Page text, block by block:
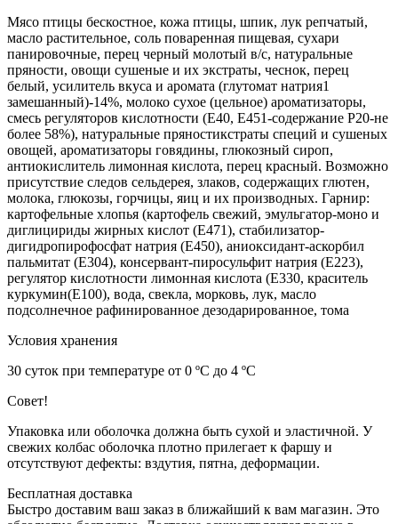
Мясо птицы бескостное, кожа птицы, шпик, лук репчатый,
масло растительное, соль поваренная пищевая, сухари
панировочные, перец черный молотый в/с, натуральные
пряности, овощи сушеные и их экстраты, чеснок, перец
белый, усилитель вкуса и аромата (глутомат натрия1
замешанный)-14%, молоко сухое (цельное) ароматизаторы,
смесь регуляторов кислотности (Е40, Е451-содержание Р20-не
более 58%), натуральные пряностикстраты специй и сушеных
овощей, ароматизаторы говядины, глюкозный сироп,
антиокислитель лимонная кислота, перец красный. Возможно
присутствие следов сельдерея, злаков, содержащих глютен,
молока, глюкозы, горчицы, яиц и их производных. Гарнир:
картофельные хлопья (картофель свежий, эмульгатор-моно и
диглицириды жирных кислот (Е471), стабилизатор-
дигидропирофосфат натрия (Е450), аниоксидант-аскорбил
пальмитат (Е304), консервант-пиросульфит натрия (Е223),
регулятор кислотности лимонная кислота (Е330, краситель
куркумин(Е100), вода, свекла, морковь, лук, масло
подсолнечное рафинированное дезодарированное, тома
Условия хранения
30 суток при температуре от 0 ºС до 4 ºС
Совет!
Упаковка или оболочка должна быть сухой и эластичной. У
свежих колбас оболочка плотно прилегает к фаршу и
отсутствуют дефекты: вздутия, пятна, деформации.
Бесплатная доставка
Быстро доставим ваш заказ в ближайший к вам магазин. Это